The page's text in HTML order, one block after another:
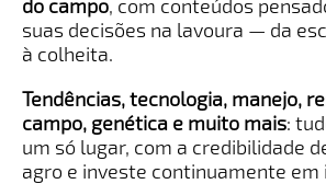
do campo, com conteúdos
suas decisões na lavoura — da
à colheita.
Tendências, tecnologia, manejo,
campo, genética e muito mais:
um só lugar, com a credibilidade
agro e investe continuamente em